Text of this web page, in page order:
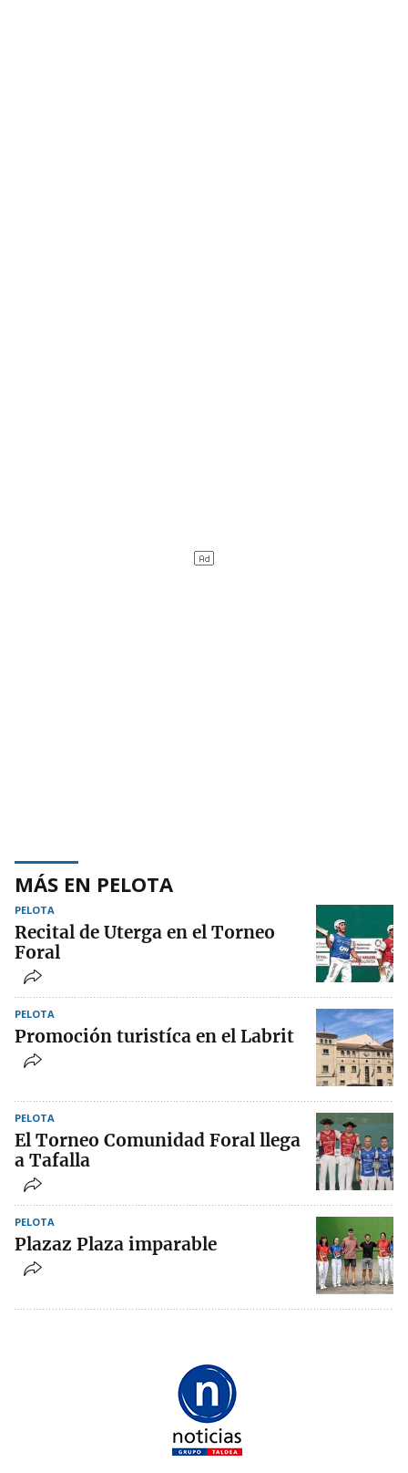
MÁS EN PELOTA
PELOTA
Recital de Uterga en el Torneo
Foral
PELOTA
Promoción turistíca en el Labrit
PELOTA
El Torneo Comunidad Foral llega
a Tafalla
PELOTA
Plazaz Plaza imparable